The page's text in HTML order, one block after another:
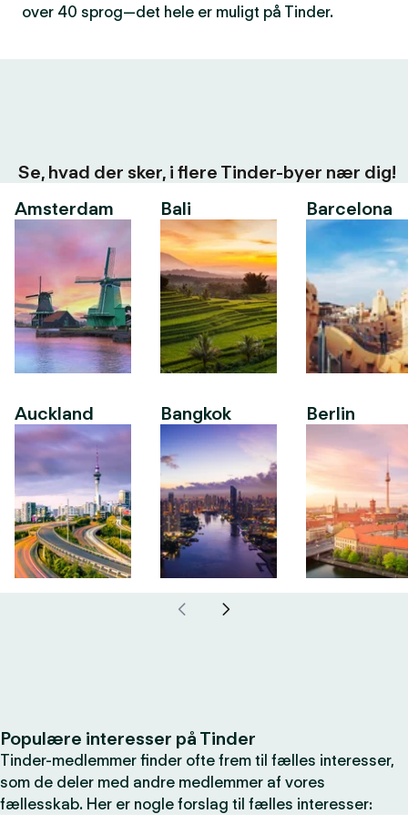
over 40 sprog—det hele er muligt på Tinder.
Se, hvad der sker, i flere Tinder-byer nær dig!
Amsterdam
Auckland
Bali
Bangkok
Barcelona
Berlin
Populære interesser på Tinder
Tinder-medlemmer finder ofte frem til fælles interesser,
som de deler med andre medlemmer af vores
fællesskab. Her er nogle forslag til fælles interesser: